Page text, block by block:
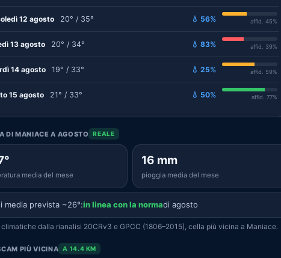
12 agosto 20° / 35° 💧 56% affid. 45%
13 agosto 20° / 34° 💧 83% affid. 39%
14 agosto 19° / 33° 💧 25% affid. 59%
15 agosto 21° / 33° 💧 50% affid. 77%
DI MANIACE A AGOSTO REALE
media del mese
16 mm
pioggia media del mese
media prevista ~26°:in linea con la normadi agosto
climatiche dalla rianalisi 20CRv3 e GPCC (1806–2015), cella più vicina a Maniace.
PIÙ VICINA A 14.4 KM